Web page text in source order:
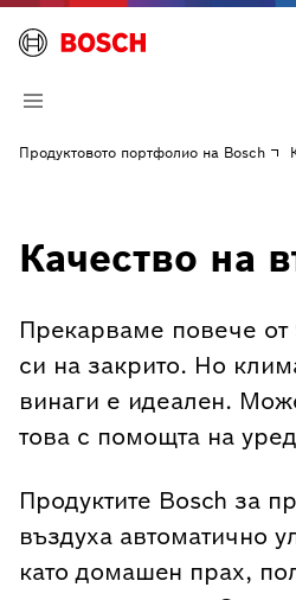
Продуктовото портфолио на Bosch
Качество на
Прекарваме повече от
си на закрито. Но
винаги е идеален.
това с помощта на
Продуктите Bosch за
въздуха автоматично
като домашен прах,